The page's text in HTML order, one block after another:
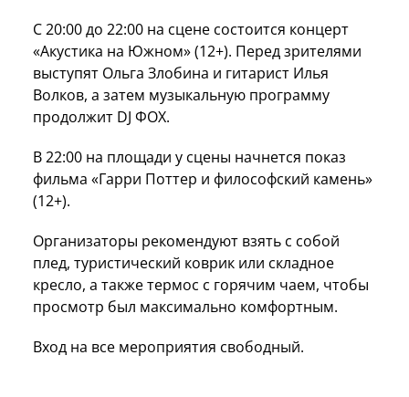
С 20:00 до 22:00 на сцене состоится концерт
«Акустика на Южном» (12+). Перед зрителями
выступят Ольга Злобина и гитарист Илья
Волков, а затем музыкальную программу
продолжит DJ ФОХ.
В 22:00 на площади у сцены начнется показ
фильма «Гарри Поттер и философский камень»
(12+).
Организаторы рекомендуют взять с собой
плед, туристический коврик или складное
кресло, а также термос с горячим чаем, чтобы
просмотр был максимально комфортным.
Вход на все мероприятия свободный.